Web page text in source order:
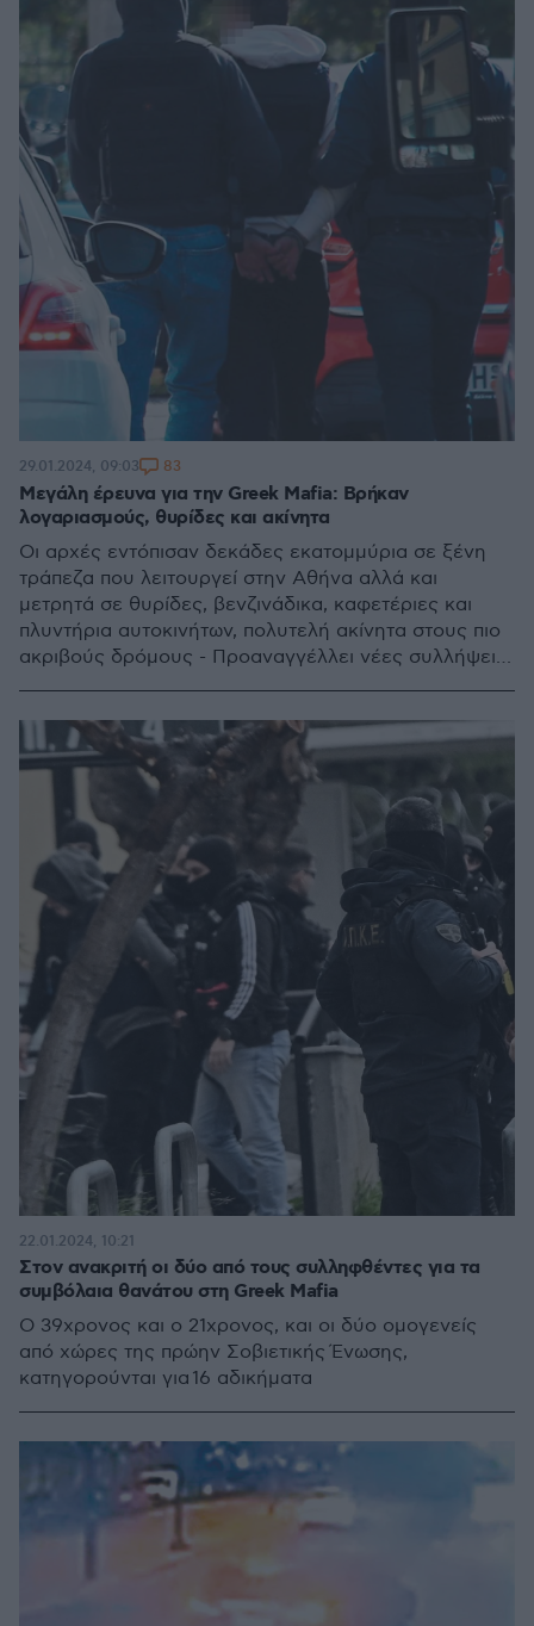
Μεγάλη έρευνα για την Greek Mafia: Βρήκαν
λογαριασμούς, θυρίδες και ακίνητα
Οι αρχές εντόπισαν δεκάδες εκατομμύρια σε ξένη
τράπεζα που λειτουργεί στην Αθήνα αλλά και
μετρητά σε θυρίδες, βενζινάδικα, καφετέριες και
πλυντήρια αυτοκινήτων, πολυτελή ακίνητα στους πιο
ακριβούς δρόμους - Προαναγγέλλει νέες συλλήψεις
29.01.2024, 09:03 83
Στον ανακριτή οι δύο από τους συλληφθέντες για τα
συμβόλαια θανάτου στη Greek Mafia
Ο 39χρονος και ο 21χρονος, και οι δύο ομογενείς
από χώρες της πρώην Σοβιετικής Ένωσης,
κατηγορούνται για 16 αδικήματα
22.01.2024, 10:21